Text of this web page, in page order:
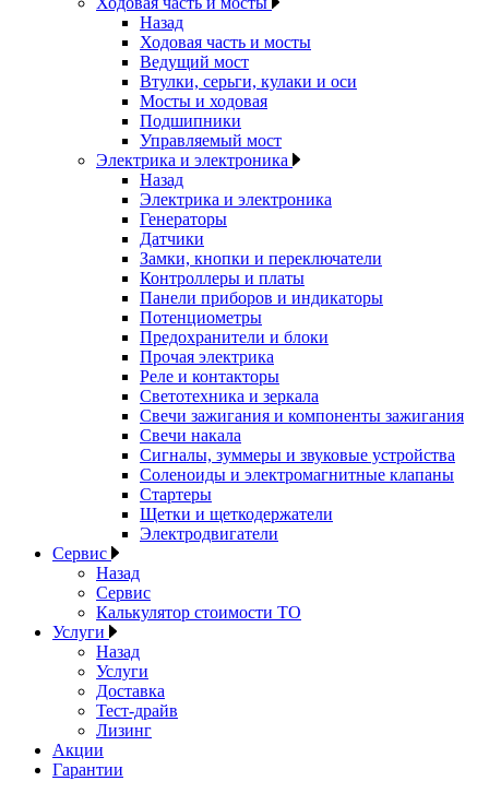
Назад
Ходовая часть и мосты
Ведущий мост
Втулки, серьги, кулаки и оси
Мосты и ходовая
Подшипники
Управляемый мост
Электрика и электроника
Назад
Электрика и электроника
Генераторы
Датчики
Замки, кнопки и переключатели
Контроллеры и платы
Панели приборов и индикаторы
Потенциометры
Предохранители и блоки
Прочая электрика
Реле и контакторы
Светотехника и зеркала
Свечи зажигания и компоненты зажигания
Свечи накала
Сигналы, зуммеры и звуковые устройства
Соленоиды и электромагнитные клапаны
Стартеры
Щетки и щеткодержатели
Электродвигатели
Сервис
Назад
Сервис
Калькулятор стоимости ТО
Услуги
Назад
Услуги
Доставка
Тест-драйв
Лизинг
Акции
Гарантии